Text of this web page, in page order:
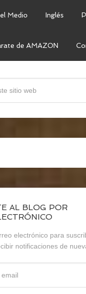
Medio Inglés
de AMAZON
AL BLOG POR
electrónico para
notificaciones de